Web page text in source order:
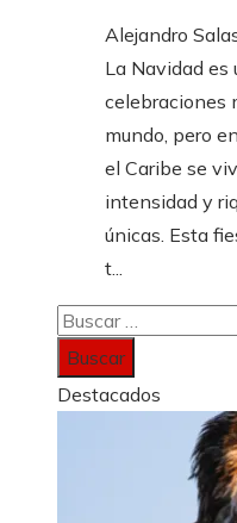
Alejandro
La Navidad es
celebraciones
mundo, pero
el Caribe se
intensidad y
únicas. Esta
t...
Buscar:
Destacados